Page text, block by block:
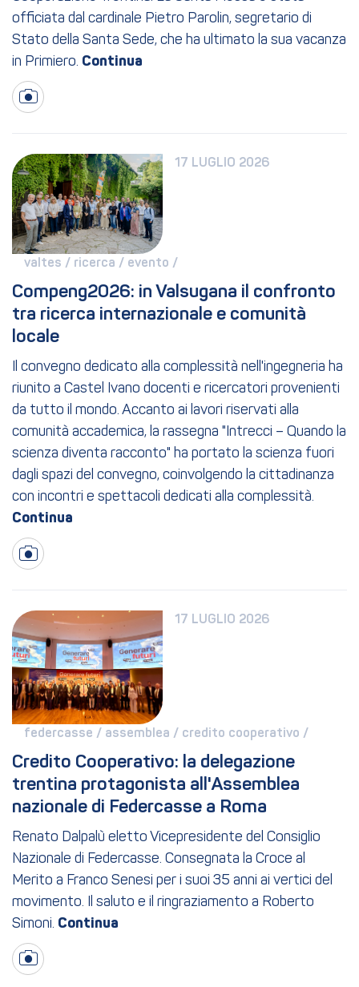
officiata dal cardinale Pietro Parolin, segretario di
Stato della Santa Sede, che ha ultimato la sua vacanza
in Primiero.
17 LUGLIO 2026
valtes / ricerca / evento /
Compeng2026: in Valsugana il confronto
tra ricerca internazionale e comunità
locale
Il convegno dedicato alla complessità nell'ingegneria ha
riunito a Castel Ivano docenti e ricercatori provenienti
da tutto il mondo. Accanto ai lavori riservati alla
comunità accademica, la rassegna "Intrecci – Quando la
scienza diventa racconto" ha portato la scienza fuori
dagli spazi del convegno, coinvolgendo la cittadinanza
con incontri e spettacoli dedicati alla complessità.
17 LUGLIO 2026
federcasse / assemblea / credito cooperativo /
Credito Cooperativo: la delegazione
trentina protagonista all'Assemblea
nazionale di Federcasse a Roma
Renato Dalpalù eletto Vicepresidente del Consiglio
Nazionale di Federcasse. Consegnata la Croce al
Merito a Franco Senesi per i suoi 35 anni ai vertici del
movimento. Il saluto e il ringraziamento a Roberto
Simoni.